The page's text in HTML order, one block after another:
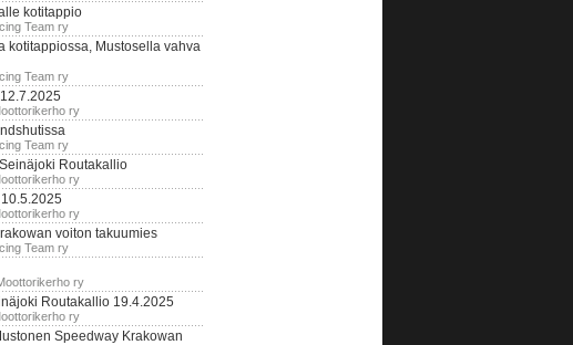
kotitappio
Team ry
kotitappiossa, Mustosella vahva
Team ry
ry
Team ry
Routakallio
ry
ry
voiton takuumies
Team ry
ry
Routakallio 19.4.2025
ry
Speedway Krakowan